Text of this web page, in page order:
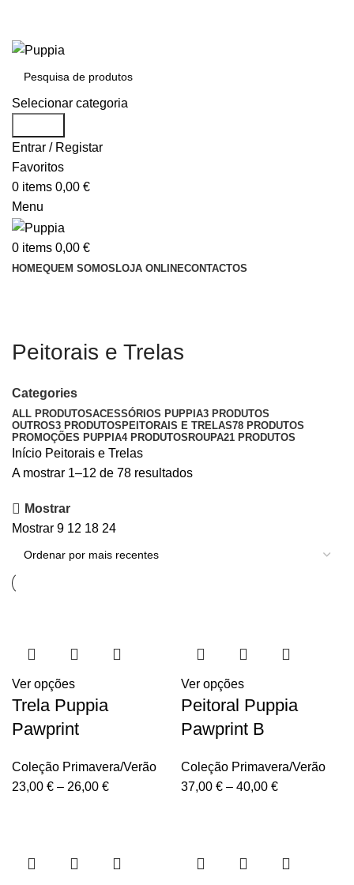
Selecionar categoria
Entrar / Registar
Favoritos
0 items 0,00 €
Menu
0 items 0,00 €
HOMEQUEM SOMOSLOJA ONLINECONTACTOS
Peitorais e Trelas
Categories
ALL PRODUTOSACESSÓRIOS PUPPIA3 PRODUTOS
OUTROS3 PRODUTOSPEITORAIS E TRELAS78 PRODUTOS
PROMOÇÕES PUPPIA4 PRODUTOSROUPA21 PRODUTOS
Início Peitorais e Trelas
A mostrar 1–12 de 78 resultados
Mostrar
Mostrar 9 12 18 24
Ver opções
Trela Puppia
Pawprint
Coleção Primavera/Verão
23,00 € – 26,00 €
Ver opções
Peitoral Puppia
Pawprint B
Coleção Primavera/Verão
37,00 € – 40,00 €